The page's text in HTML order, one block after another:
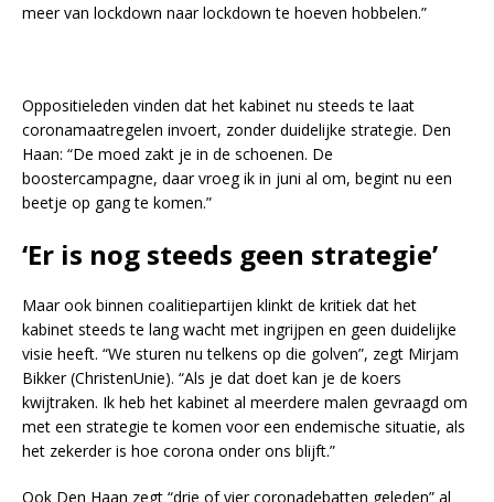
meer van lockdown naar lockdown te hoeven hobbelen.”
Oppositieleden vinden dat het kabinet nu steeds te laat
coronamaatregelen invoert, zonder duidelijke strategie. Den
Haan: “De moed zakt je in de schoenen. De
boostercampagne, daar vroeg ik in juni al om, begint nu een
beetje op gang te komen.”
‘Er is nog steeds geen strategie’
Maar ook binnen coalitiepartijen klinkt de kritiek dat het
kabinet steeds te lang wacht met ingrijpen en geen duidelijke
visie heeft. “We sturen nu telkens op die golven”, zegt Mirjam
Bikker (ChristenUnie). “Als je dat doet kan je de koers
kwijtraken. Ik heb het kabinet al meerdere malen gevraagd om
met een strategie te komen voor een endemische situatie, als
het zekerder is hoe corona onder ons blijft.”
Ook Den Haan zegt “drie of vier coronadebatten geleden” al